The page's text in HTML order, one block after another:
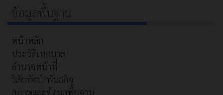
ข้อมูลพื้นฐาน
หน้าหลัก
ประวัติเทศบาล
อำนาจหน้าที่
วิสัยทัศน์/พันธกิจ
สภาพและข้อมูลพื้นฐาน